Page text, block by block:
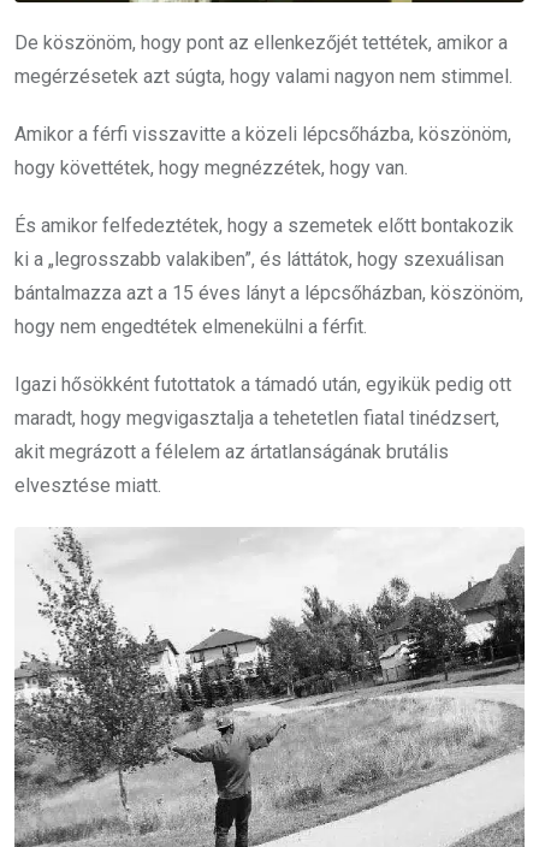
De köszönöm, hogy pont az ellenkezőjét tettétek, amikor a
megérzésetek azt súgta, hogy valami nagyon nem stimmel.
Amikor a férfi visszavitte a közeli lépcsőházba, köszönöm,
hogy követtétek, hogy megnézzétek, hogy van.
És amikor felfedeztétek, hogy a szemetek előtt bontakozik
ki a „legrosszabb valakiben”, és láttátok, hogy szexuálisan
bántalmazza azt a 15 éves lányt a lépcsőházban, köszönöm,
hogy nem engedtétek elmenekülni a férfit.
Igazi hősökként futottatok a támadó után, egyikük pedig ott
maradt, hogy megvigasztalja a tehetetlen fiatal tinédzsert,
akit megrázott a félelem az ártatlanságának brutális
elvesztése miatt.